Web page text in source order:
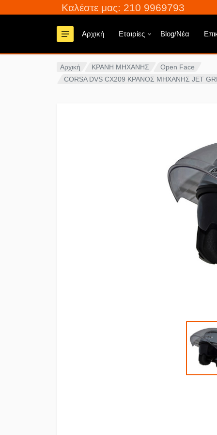
Καλέστε μας: 210 9969793
Αρχική Εταιρίες Blog/Νέα
Αρχική ΚΡΑΝΗ ΜΗΧΑΝΗΣ
Open Face
CORSA DVS CΧ209 ΚΡΑΝΟΣ ΜΗΧΑΝΗΣ JET